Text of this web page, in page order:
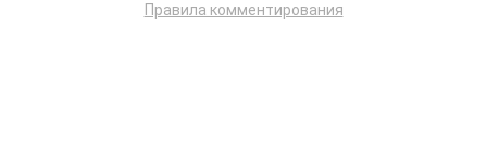
Правила комментирования